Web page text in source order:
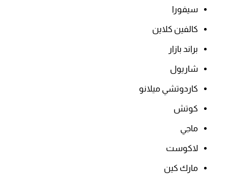
سيفورا
كالفين كلاين
براند بازار
شاريول
كاردوتشي ميلانو
كوتش
ماجي
لاكوست
مارك كين